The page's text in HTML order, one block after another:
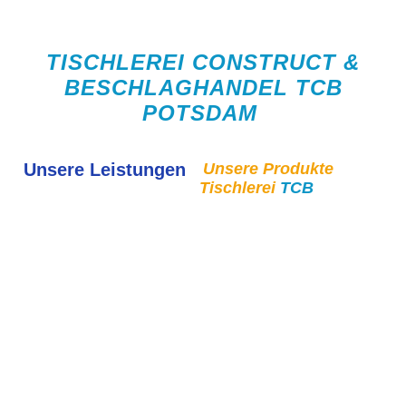
TISCHLEREI CONSTRUCT &
BESCHLAGHANDEL TCB
POTSDAM
Unsere Leistungen
Unsere Produkte
Tischlerei TCB